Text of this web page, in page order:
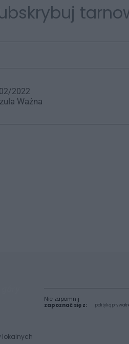
2022
Ważna
lokalnych
Nie zapomnij
zapoznać się z:
polityką